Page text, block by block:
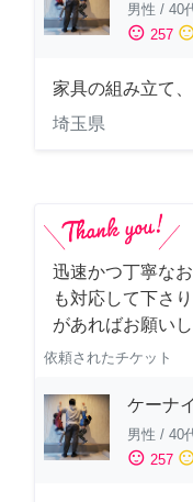
男性 / 40
sentiment_satisfied 257
家具の組み立て
埼玉県
迅速かつ丁寧な
も対応して下さ
があればお願いし
依頼されたチケット
ケーナ
男性 / 40
sentiment_satisfied 257